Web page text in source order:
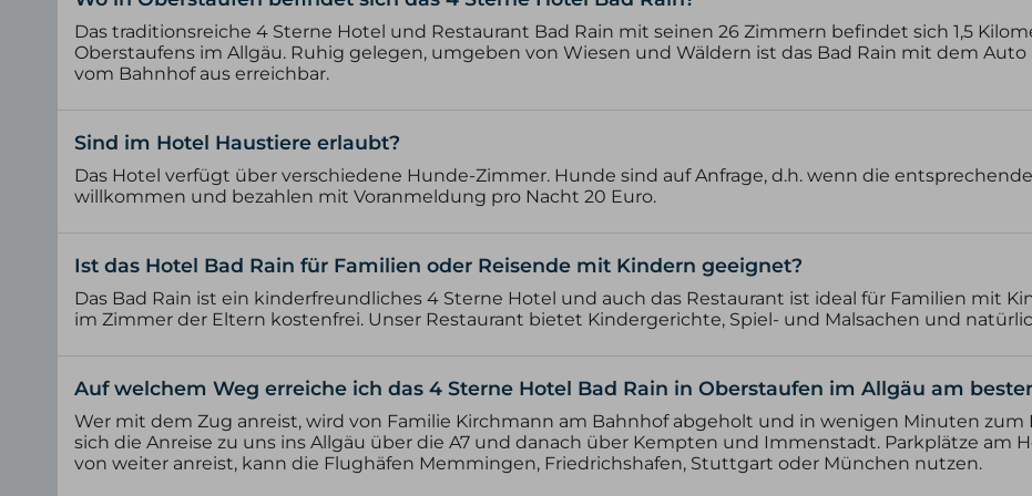
Das traditionsreiche 4 Sterne Hotel und Restaurant Bad Rain mit seinen 26 Zimmern befindet sich 1,5
Oberstaufens im Allgäu. Ruhig gelegen, umgeben von Wiesen und Wäldern ist das Bad Rain mit dem
vom Bahnhof aus erreichbar.
Sind im Hotel Haustiere erlaubt?
Das Hotel verfügt über verschiedene Hunde-Zimmer. Hunde sind auf Anfrage, d.h. wenn die
willkommen und bezahlen mit Voranmeldung pro Nacht 20 Euro.
Ist das Hotel Bad Rain für Familien oder Reisende mit Kindern geeignet?
Das Bad Rain ist ein kinderfreundliches 4 Sterne Hotel und auch das Restaurant ist ideal für Familien mit
im Zimmer der Eltern kostenfrei. Unser Restaurant bietet Kindergerichte, Spiel- und Malsachen und
Auf welchem Weg erreiche ich das 4 Sterne Hotel Bad Rain in Oberstaufen im Allgäu am
Wer mit dem Zug anreist, wird von Familie Kirchmann am Bahnhof abgeholt und in wenigen Minuten
sich die Anreise zu uns ins Allgäu über die A7 und danach über Kempten und Immenstadt. Parkplätze am
von weiter anreist, kann die Flughäfen Memmingen, Friedrichshafen, Stuttgart oder München nutzen.